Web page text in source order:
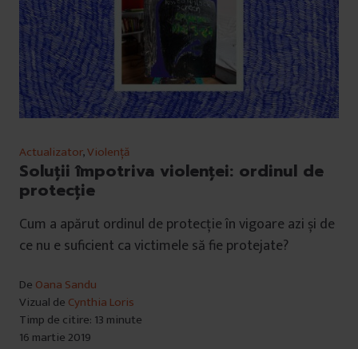
Actualizator,Violență
Soluții împotriva violenței: ordinul de
protecție
Cum a apărut ordinul de protecție în vigoare azi și de
ce nu e suficient ca victimele să fie protejate?
De Oana Sandu
Vizual de Cynthia Loris
Timp de citire: 13 minute
16 martie 2019